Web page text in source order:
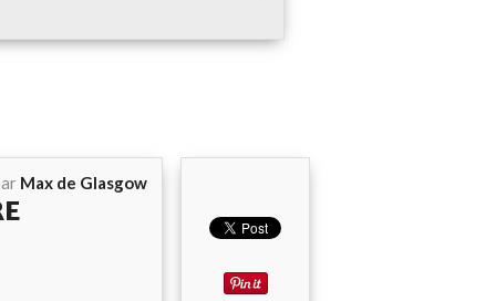
Max de Glasgow